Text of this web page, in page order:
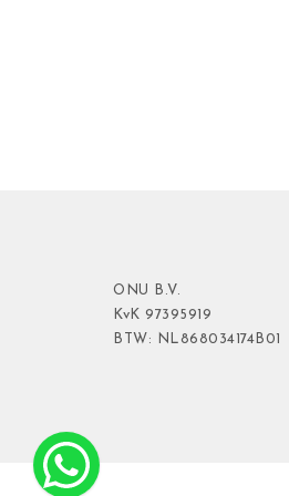
ONU B.V.
KvK 97395919
BTW: NL868034174B01